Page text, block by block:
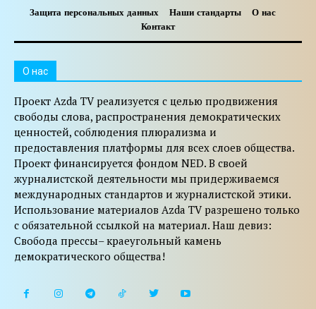
Защита персональных данных Наши стандарты
О нас
Контакт
O нас
Проект Azda TV реализуется с целью продвижения
свободы слова, распространения демократических
ценностей, соблюдения плюрализма и
предоставления платформы для всех слоев общества.
Проект финансируется фондом NED. В своей
журналистской деятельности мы придерживаемся
международных стандартов и журналистской этики.
Использование материалов Azda TV разрешено только
с обязательной ссылкой на материал. Наш девиз:
Свобода прессы– краеугольный камень
демократического общества!